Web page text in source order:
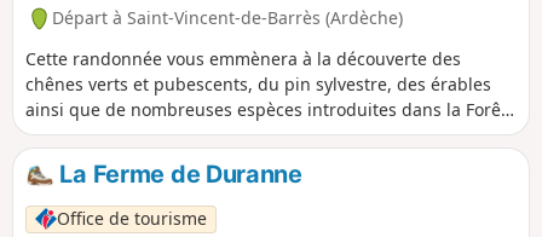
Départ à Saint-Vincent-de-Barrès (Ardèche)
Cette randonnée vous emmènera à la découverte des
chênes verts et pubescents, du pin sylvestre, des érables
ainsi que de nombreuses espèces introduites dans la Forêt
du Barrès comme le pin noir, le cèdre de l'Atlas, les sapins
méditerranéens et le douglas.
La Ferme de Duranne
Office de tourisme